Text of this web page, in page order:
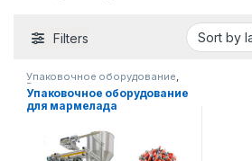
Filters
Упаковочное оборудование,
Вертикальная упаковка
Упаковочное оборудование
для мармелада